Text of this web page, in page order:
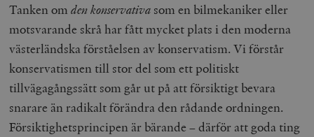
Tanken omden konservativa som en bilmekaniker eller
motsvarande skrå har fått mycket plats i den moderna
västerländska förståelsen av konservatism. Vi förstår
konservatismen till stor del som ett politiskt
tillvägagångssätt som går ut på att försiktigt bevara
snarare än radikalt förändra den rådande ordningen.
Försiktighetsprincipen är bärande – därför att goda ting